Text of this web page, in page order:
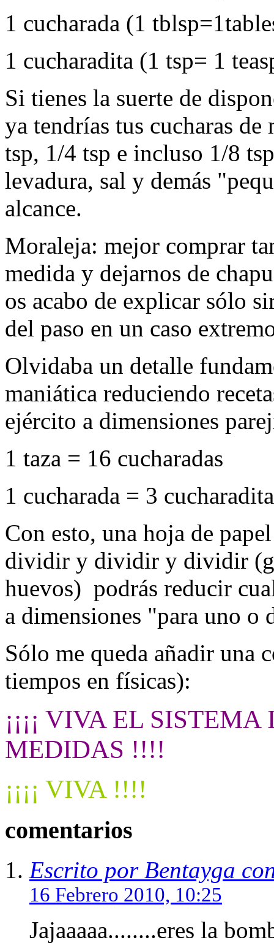
1 cucharada (1
1 cucharadita (1 tsp= 1
Si tienes la suerte de
ya tendrías tus cucharas
tsp, 1/4 tsp e incluso 1/8
levadura, sal y demás
alcance.
Moraleja: mejor comprar
medida y dejarnos de
os acabo de explicar sólo
del paso en un caso
Olvidaba un detalle
maniática reduciendo
ejército a dimensiones
1 taza = 16 cucharadas
1 cucharada = 3
Con esto, una hoja de
dividir y dividir y dividir
huevos) podrás reducir
a dimensiones "para uno
Sólo me queda añadir una
tiempos en físicas):
¡¡¡¡ VIVA EL
MEDIDAS !!!!
¡¡¡¡ VIVA !!!!
comentarios
Escrito por Bentayga
16 Febrero 2010, 10:25
Jajaaaaa........eres la